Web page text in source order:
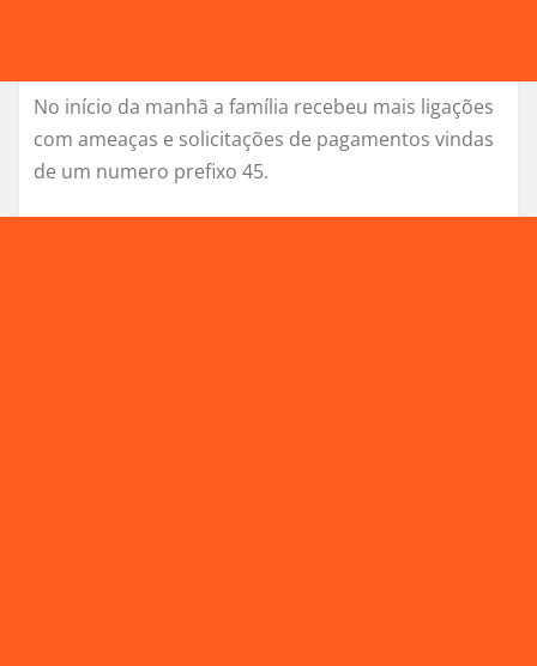
No início da manhã a família recebeu mais ligações
com ameaças e solicitações de pagamentos vindas
de um numero prefixo 45.